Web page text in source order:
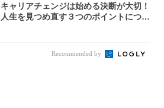
キャリアチェンジは始める決断が大切！
人生を見つめ直す３つのポイントについ
Recommended by